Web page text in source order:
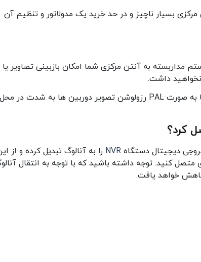
بسیار ناچیز و در حد خرید یک مدولاتور و تنظیم آن
مداربسته به آنتن مرکزی شما امکان بازبینی تصاویر یا
داشت.
با توجه به انتقال تصاویر دوربین ها به صورت PAL رزولوشن تصویر دوربین ها به شدت در محل
NVR را به آنالوگ تبدیل کرده و از
کنید. توجه داشته باشید که با توجه به انتقال
خواهد یافت.